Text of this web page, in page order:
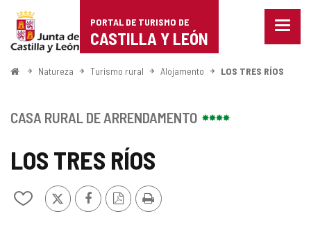
Portal
de
Turismo
Castilla
León
PORTAL DE TURISMO DE
CASTILLA Y LEÓN
Menu
ComeçoNatureza Turismo rural Alojamento LOS TRES RÍOS
LOS TRES RÍOS
Adicionar
x FacebookVersão
PDF
Imprimir
CASA RURAL DE ARRENDAMENTO